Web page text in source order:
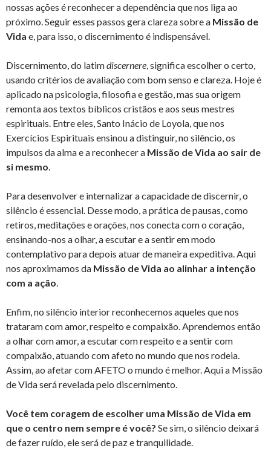
nossas ações é reconhecer a dependência que nos liga ao
próximo. Seguir esses passos gera clareza sobre a Missão de
Vida e, para isso, o discernimento é indispensável.
Discernimento, do latimdiscernere , significa escolher o certo,
usando critérios de avaliação com bom senso e clareza. Hoje é
aplicado na psicologia, filosofia e gestão, mas sua origem
remonta aos textos bíblicos cristãos e aos seus mestres
espirituais. Entre eles, Santo Inácio de Loyola, que nos
Exercícios Espirituais ensinou a distinguir, no silêncio, os
impulsos da alma e a reconhecer a Missão de Vida ao sair de
si mesmo
Para desenvolver e internalizar a capacidade de discernir, o
silêncio é essencial. Desse modo, a prática de pausas, como
retiros, meditações e orações, nos conecta com o coração,
ensinando-nos a olhar, a escutar e a sentir em modo
contemplativo para depois atuar de maneira expeditiva. Aqui
nos aproximamos da Missão de Vida ao alinhar a intenção
com a ação
Enfim, no silêncio interior reconhecemos aqueles que nos
trataram com amor, respeito e compaixão. Aprendemos então
a olhar com amor, a escutar com respeito e a sentir com
compaixão, atuando com afeto no mundo que nos rodeia.
Assim, ao afetar com AFETO o mundo é melhor. Aqui a Missão
de Vida será revelada pelo discernimento.
Você tem coragem de escolher uma Missão de Vida em
que o centro nem sempre é você? Se sim, o silêncio deixará
de fazer ruído, ele será de paz e tranquilidade.